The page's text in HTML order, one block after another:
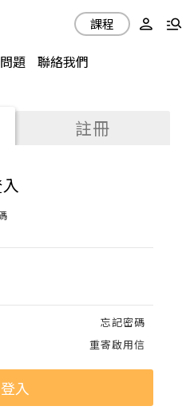
題 聯絡我們
課程
註冊
忘記密碼
重寄啟用信